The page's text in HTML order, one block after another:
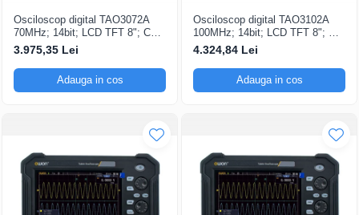
Osciloscop digital TAO3072A
70MHz; 14bit; LCD TFT 8"; Ch:
2; 1Gsps; 40Mpts dotat cu
tehnologie de Analiză semnal
3.975,35 Lei
Adauga in cos
Osciloscop digital TAO3102A
100MHz; 14bit; LCD TFT 8"; Ch:
2; 1Gsps; 40Mpts dotat cu
Măsurători automate
4.324,84 Lei
Adauga in cos